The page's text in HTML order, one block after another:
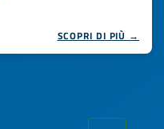
SCOPRI DI PIÙ →